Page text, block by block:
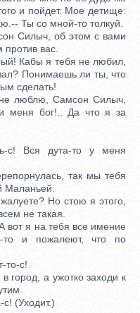
и пойдет. Мое детище:
Ты со мной-то толкуй.
Силыч, об этом с вами
вас.
Кабы я тебя не любил,
Понимаешь ли ты, что
сделать!
люблю, Самсон Силыч,
меня бог!.. Да что я за
Вся дута-то у меня
так мы тебя
Но стою я этого,
не такая.
я на тебя все имение
то и пожалеют, что по
то-с!
а ужотко заходи к
(Уходит.)